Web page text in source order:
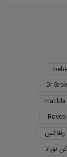
Dr
matilda
Rovco
نوزاد